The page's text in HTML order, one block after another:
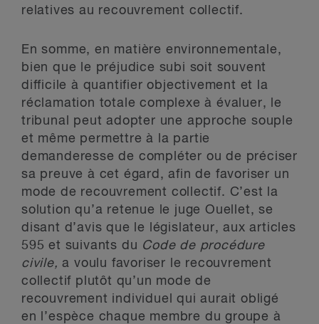
relatives au recouvrement collectif.
En somme, en matière environnementale,
bien que le préjudice subi soit souvent
difficile à quantifier objectivement et la
réclamation totale complexe à évaluer, le
tribunal peut adopter une approche souple
et même permettre à la partie
demanderesse de compléter ou de préciser
sa preuve à cet égard, afin de favoriser un
mode de recouvrement collectif. C’est la
solution qu’a retenue le juge Ouellet, se
disant d’avis que le législateur, aux articles
595 et suivants du Code de procédure
civile, a voulu favoriser le recouvrement
collectif plutôt qu’un mode de
recouvrement individuel qui aurait obligé
en l’espèce chaque membre du groupe à